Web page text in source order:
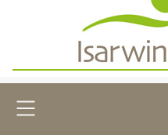
SKIP TO MAIN CONTENT